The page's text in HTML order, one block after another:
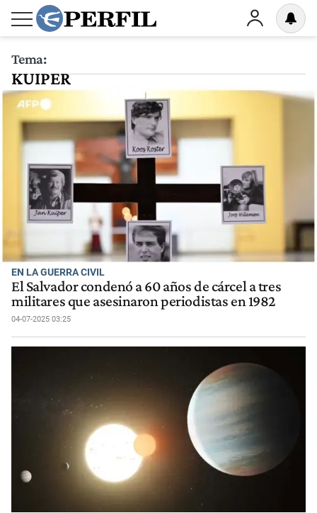
Tema:
KUIPER
EN LA GUERRA CIVIL
El Salvador condenó a 60 años de cárcel a tres
militares que asesinaron periodistas en 1982
04-07-2025 03:25